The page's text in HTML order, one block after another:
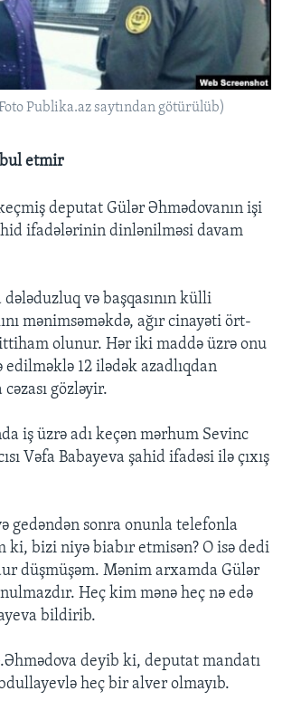
Publika.az saytından götürülüb)
etmir
deputat Gülər Əhmədovanın işi
ifadələrinin dinlənilməsi davam
və başqasının külli
mənimsəməkdə, ağır cinayəti ört-
olunur. Hər iki maddə üzrə onu
edilməklə 12 ilədək azadlıqdan
gözləyir.
iş üzrə adı keçən mərhum Sevinc
Vəfa Babayeva şahid ifadəsi ilə çıxış
gedəndən sonra onunla telefonla
ki, bizi niyə biabır etmisən? O isə dedi
düşmüşəm. Mənim arxamda Gülər
Heç kim mənə heç nə edə
bildirib.
deyib ki, deputat mandatı
heç bir alver olmayıb.